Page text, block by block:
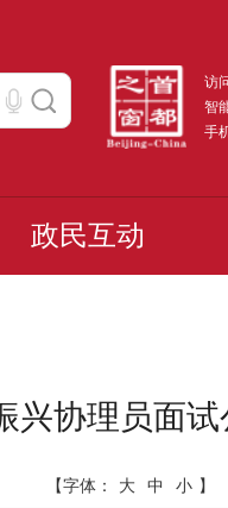
访
智
手
政民互动
兴协理员面试
【字体： 大 中 小 】